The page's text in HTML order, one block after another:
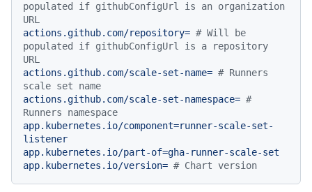
populated if githubConfigUrl is an organization
URL
actions.github.com/repository= # Will be
populated if githubConfigUrl is a repository
URL
actions.github.com/scale-set-name= # Runners
scale set name
actions.github.com/scale-set-namespace= #
Runners namespace
app.kubernetes.io/component=runner-scale-set-
listener
app.kubernetes.io/part-of=gha-runner-scale-set
app.kubernetes.io/version= # Chart version